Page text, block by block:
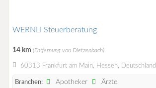
WERNLI Steuerberatung
14 km (Entfernung von Dietzenbach)
60313 Frankfurt am Main, Hessen, Deutschland
Branchen: Apotheker
Ärzte